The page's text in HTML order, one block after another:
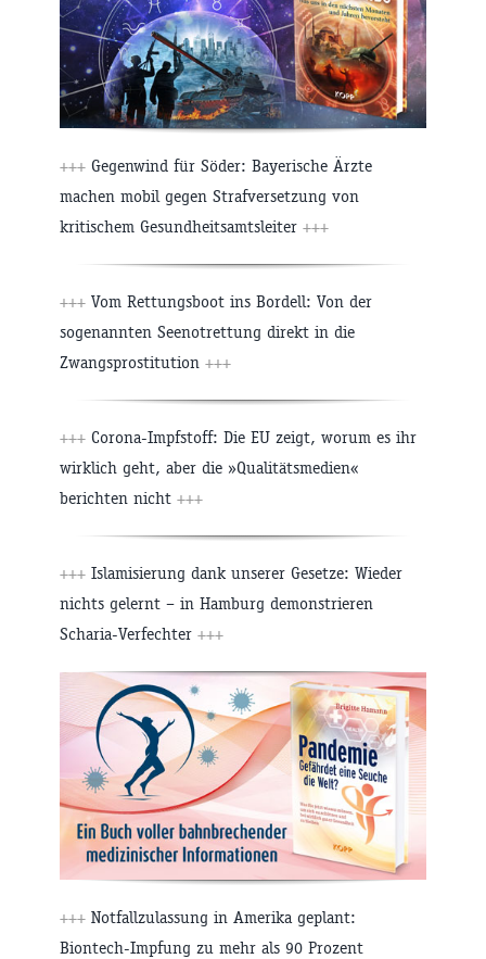
+++ Gegenwind für Söder: Bayerische Ärzte
machen mobil gegen Strafversetzung von
kritischem Gesundheitsamtsleiter +++
+++ Vom Rettungsboot ins Bordell: Von der
sogenannten Seenotrettung direkt in die
Zwangsprostitution +++
+++ Corona-Impfstoff: Die EU zeigt, worum es ihr
wirklich geht, aber die »Qualitätsmedien«
berichten nicht +++
+++ Islamisierung dank unserer Gesetze: Wieder
nichts gelernt – in Hamburg demonstrieren
Scharia-Verfechter +++
+++ Notfallzulassung in Amerika geplant:
Biontech-Impfung zu mehr als 90 Prozent